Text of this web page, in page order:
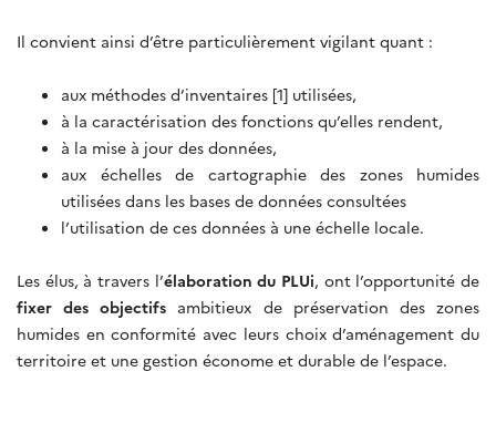
Il convient ainsi d’être particulièrement vigilant quant :
aux méthodes d’inventaires [1] utilisées,
à la caractérisation des fonctions qu’elles rendent,
à la mise à jour des données,
aux échelles de cartographie des zones humides
utilisées dans les bases de données consultées
l’utilisation de ces données à une échelle locale.
Les élus, à travers l’élaboration du PLUi, ont l’opportunité de
fixer des objectifs ambitieux de préservation des zones
humides en conformité avec leurs choix d’aménagement du
territoire et une gestion économe et durable de l’espace.